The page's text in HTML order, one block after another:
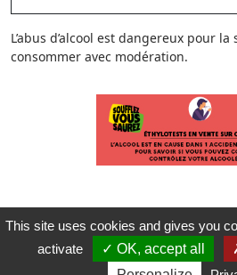
L’abus d’alcool est dangereux pour la
consommer avec modération.
This site uses cookies and gives you
activate
OK, accept all